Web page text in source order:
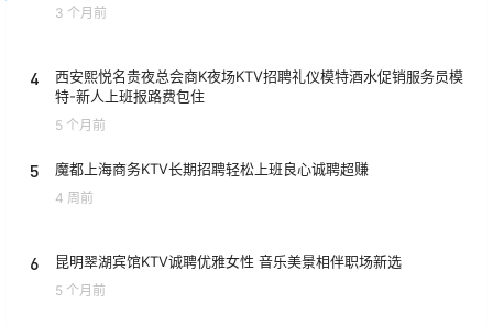
3 个月前
4
西安熙悦名贵夜总会商K夜场KTV招聘礼仪模特酒水促销服务员模
特-新人上班报路费包住
5 个月前
5 魔都上海商务KTV长期招聘轻松上班良心诚聘超赚
4 周前
6 昆明翠湖宾馆KTV诚聘优雅女性 音乐美景相伴职场新选
5 个月前